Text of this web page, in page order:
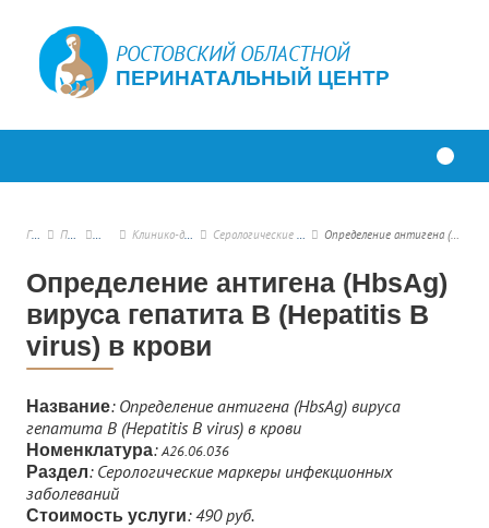
РОСТОВСКИЙ ОБЛАСТНОЙ
ПЕРИНАТАЛЬНЫЙ ЦЕНТР
Главная Платные услуги Прейскурант
Клинико-диагностическое отделение Серологические маркеры инфекционных заболеваний Определение антигена (HbsAg) вируса гепатита В (Hepatitis В virus) в крови
Определение антигена (HbsAg)
вируса гепатита В (Hepatitis В
virus) в крови
Название: Определение антигена (HbsAg) вируса
гепатита В (Hepatitis В virus) в крови
Номенклатура:А26.06.036
Раздел: Серологические маркеры инфекционных
заболеваний
Стоимость услуги: 490 руб.